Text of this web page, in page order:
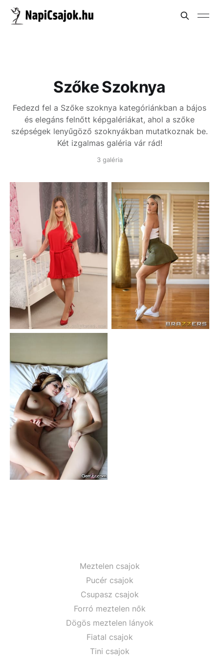
Szőke Szoknya
Fedezd fel a Szőke szoknya kategóriánkban a bájos
és elegáns felnőtt képgalériákat, ahol a szőke
szépségek lenyűgöző szoknyákban mutatkoznak be.
Két izgalmas galéria vár rád!
3 galéria
Meztelen csajok
Pucér csajok
Csupasz csajok
Forró meztelen nők
Dögös meztelen lányok
Fiatal csajok
Tini csajok